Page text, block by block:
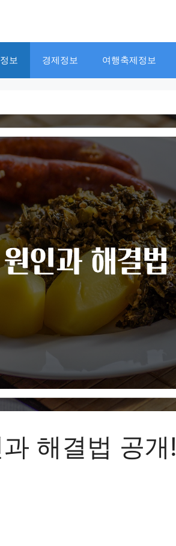
보 경제정보 여행축제정보
해결법 공개!